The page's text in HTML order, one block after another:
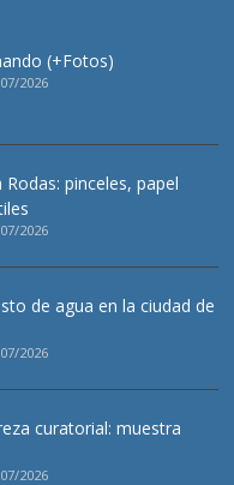
(+Fotos)
2026
pinceles, papel
2026
de agua en la ciudad de
2026
curatorial: muestra
2026